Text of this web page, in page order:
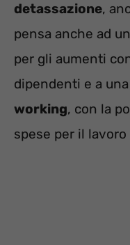
detassazione,
pensa anche ad
per gli aumenti
dipendenti e a una
working, con la
spese per il